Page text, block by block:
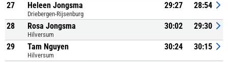
27 Heleen Jongsma
Driebergen-Rijsenburg
29:27 28:54
28 Rosa Jongsma
Hilversum
30:02 29:30
29 Tam Nguyen
Hilversum
30:24 30:15